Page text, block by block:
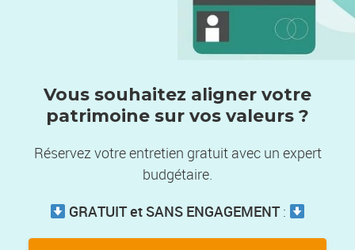
Vous souhaitez aligner votre
patrimoine sur vos valeurs ?
Réservez votre entretien gratuit avec un expert
budgétaire.
GRATUIT et SANS ENGAGEMENT: